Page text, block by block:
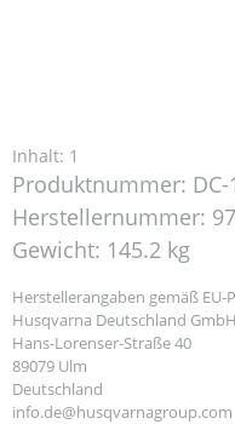
Inhalt: 1
Produktnummer:
Herstellernummer:
Gewicht: 145.2 kg
Herstellerangaben gemäß
Husqvarna Deutschland GmbH
Hans-Lorenser-Straße 40
89079 Ulm
Deutschland
info.de@husqvarnagroup.com